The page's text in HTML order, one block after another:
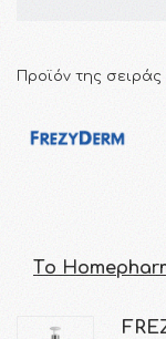
Προϊόν της σειράς
Τo